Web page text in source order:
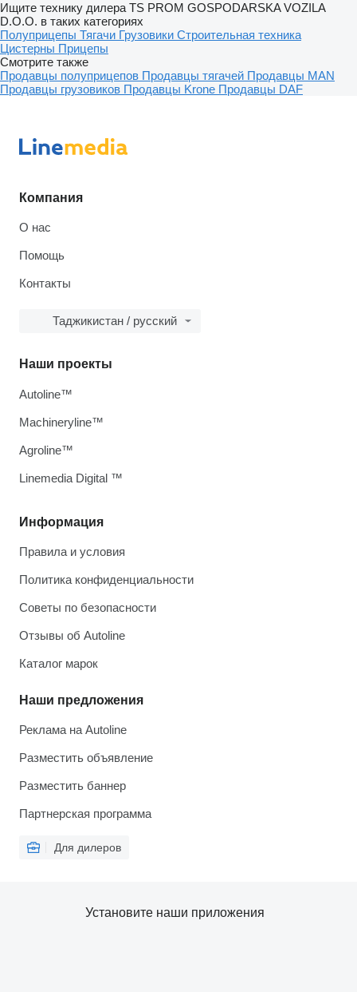
Ищите технику дилера TS PROM GOSPODARSKA VOZILA
D.O.O. в таких категориях
Полуприцепы Тягачи Грузовики Строительная техника
Цистерны Прицепы
Смотрите также
Продавцы полуприцепов Продавцы тягачей Продавцы MAN
Продавцы грузовиков Продавцы Krone Продавцы DAF
Компания
О нас
Помощь
Контакты
Таджикистан / русский
Информация
Правила и условия
Политика конфиденциальности
Советы по безопасности
Отзывы об Autoline
Каталог марок
Наши предложения
Реклама на Autoline
Разместить объявление
Разместить баннер
Партнерская программа
Для дилеров
Наши проекты
Autoline™
Machineryline™
Agroline™
Linemedia Digital ™
Установите наши приложения